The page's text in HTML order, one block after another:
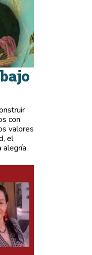
con
valores
el
alegría.